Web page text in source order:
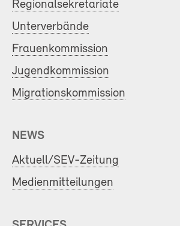
Regionalsekretariate
Unterverbände
Frauenkommission
Jugendkommission
Migrationskommission
NEWS
Aktuell/SEV-Zeitung
Medienmitteilungen